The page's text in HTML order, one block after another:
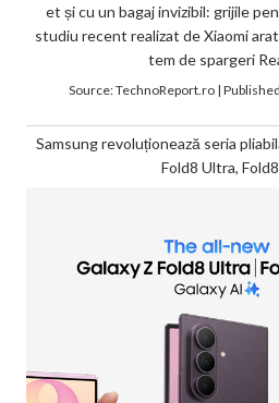
et și cu un bagaj invizibil: grijile
studiu recent realizat de Xiaomi
tem de spargeri
Source:TechnoReport.ro|
Samsung revoluționează seria
Fold8 Ultra,